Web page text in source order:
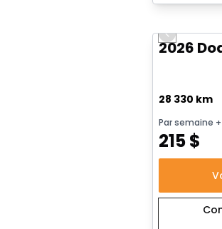
Très
Previous
2026
28 330 km
Par semaine
215$